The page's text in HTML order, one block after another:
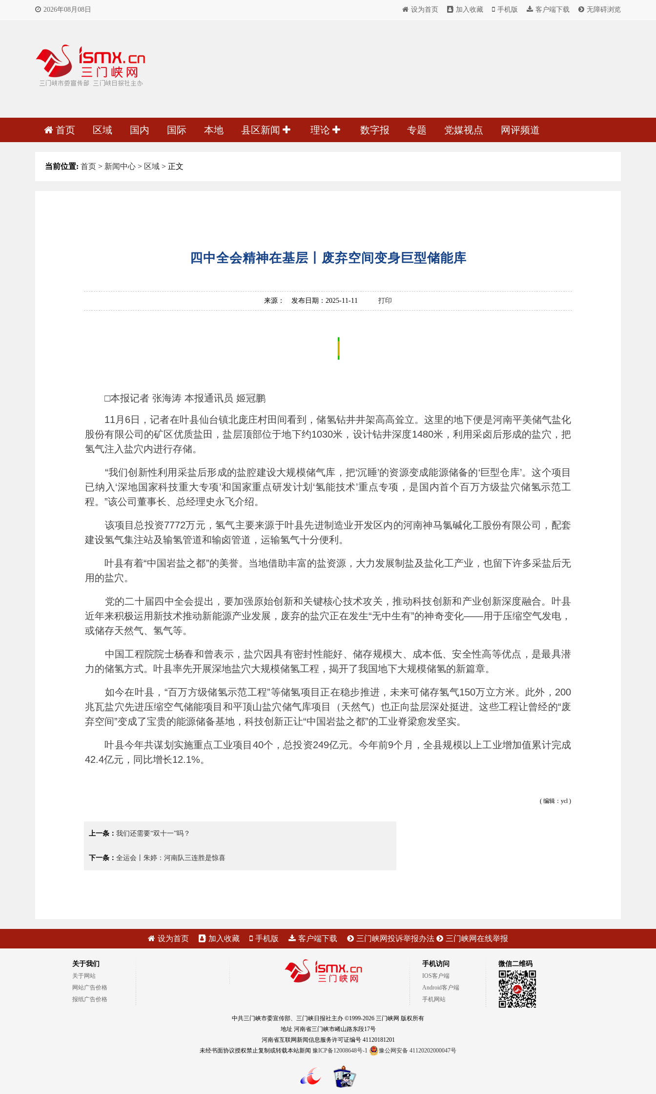
2026年08月08日 设为首页 加入收藏 手机版 客户端下载 无障碍浏览
首页 区域 国内 国际 本地 县区新闻 理论 数字报 专题 党媒视点 网评频道
当前位置: 首页 > 新闻中心 > 区域 > 正文
四中全会精神在基层丨废弃空间变身巨型储能库
来源： 发布日期：2025-11-11 打印
□本报记者 张海涛 本报通讯员 姬冠鹏
11月6日，记者在叶县仙台镇北庞庄村田间看到，储氢钻井井架高高耸立。这里的地下便是河南平美储气盐化
股份有限公司的矿区优质盐田，盐层顶部位于地下约1030米，设计钻井深度1480米，利用采卤后形成的盐穴，把
氢气注入盐穴内进行存储。
“我们创新性利用采盐后形成的盐腔建设大规模储气库，把‘沉睡’的资源变成能源储备的‘巨型仓库’。这个项目
已纳入‘深地国家科技重大专项’和国家重点研发计划‘氢能技术’重点专项，是国内首个百万方级盐穴储氢示范工
程。”该公司董事长、总经理史永飞介绍。
该项目总投资7772万元，氢气主要来源于叶县先进制造业开发区内的河南神马氯碱化工股份有限公司，配套
建设氢气集注站及输氢管道和输卤管道，运输氢气十分便利。
叶县有着“中国岩盐之都”的美誉。当地借助丰富的盐资源，大力发展制盐及盐化工产业，也留下许多采盐后无
用的盐穴。
党的二十届四中全会提出，要加强原始创新和关键核心技术攻关，推动科技创新和产业创新深度融合。叶县
近年来积极运用新技术推动新能源产业发展，废弃的盐穴正在发生“无中生有”的神奇变化——用于压缩空气发电，
或储存天然气、氢气等。
中国工程院院士杨春和曾表示，盐穴因具有密封性能好、储存规模大、成本低、安全性高等优点，是最具潜
力的储氢方式。叶县率先开展深地盐穴大规模储氢工程，揭开了我国地下大规模储氢的新篇章。
如今在叶县，“百万方级储氢示范工程”等储氢项目正在稳步推进，未来可储存氢气150万立方米。此外，200
兆瓦盐穴先进压缩空气储能项目和平顶山盐穴储气库项目（天然气）也正向盐层深处挺进。这些工程让曾经的“废
弃空间”变成了宝贵的能源储备基地，科技创新正让“中国岩盐之都”的工业脊梁愈发坚实。
叶县今年共谋划实施重点工业项目40个，总投资249亿元。今年前9个月，全县规模以上工业增加值累计完成
42.4亿元，同比增长12.1%。
( 编辑：ycl )
上一条： 我们还需要“双十一”吗？
下一条： 全运会丨朱婷：河南队三连胜是惊喜
设为首页 加入收藏 手机版 客户端下载 三门峡网投诉举报办法 三门峡网在线举报
关于我们
关于网站
网站广告价格
报纸广告价格
手机访问
IOS客户端
Android客户端
手机网站
微信二维码
中共三门峡市委宣传部、三门峡日报社主办 ©1999-2026 三门峡网 版权所有
地址 河南省三门峡市崤山路东段17号
河南省互联网新闻信息服务许可证编号 41120181201
未经书面协议授权禁止复制或转载本站新闻 豫ICP备12008648号-1 豫公网安备 41120202000047号